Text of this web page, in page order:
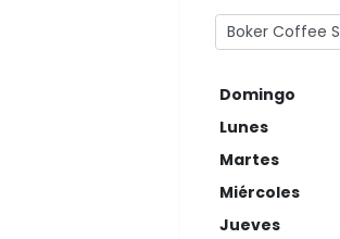
Domingo
Lunes
Martes
Miércoles
Jueves